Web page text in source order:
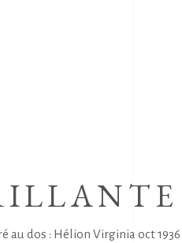
au dos : Hélion Virginia oct